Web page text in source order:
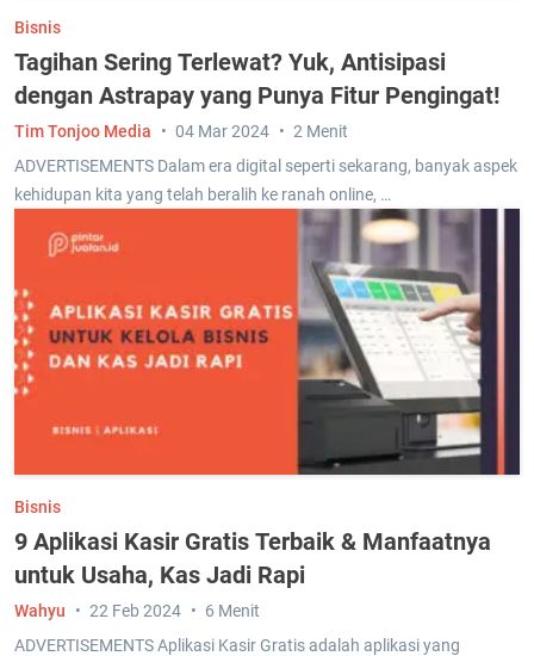
Bisnis
Tagihan Sering Terlewat? Yuk, Antisipasi
dengan Astrapay yang Punya Fitur Pengingat!
ADVERTISEMENTS Dalam era digital seperti sekarang, banyak aspek
kehidupan kita yang telah beralih ke ranah online, …
Tim Tonjoo Media 04 Mar 2024 2 Menit
Bisnis
9 Aplikasi Kasir Gratis Terbaik & Manfaatnya
untuk Usaha, Kas Jadi Rapi
ADVERTISEMENTS Aplikasi Kasir Gratis adalah aplikasi yang
Wahyu 22 Feb 2024 6 Menit